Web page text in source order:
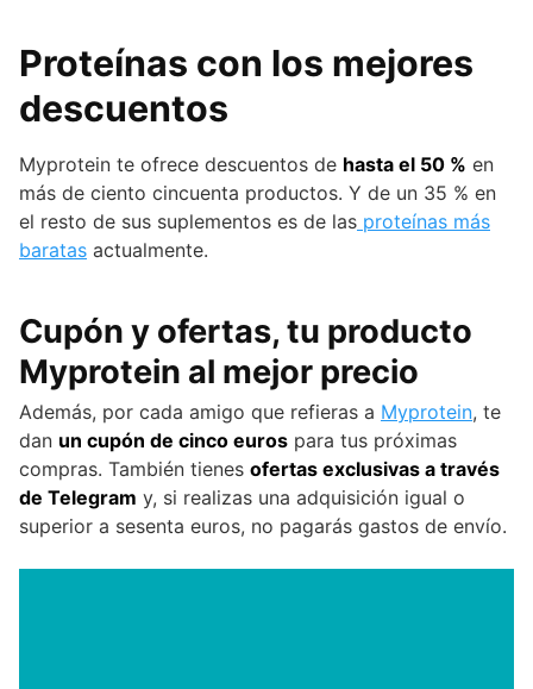
Proteínas con los mejores
descuentos
Myprotein te ofrece descuentos de hasta el 50 % en
más de ciento cincuenta productos. Y de un 35 % en
el resto de sus suplementos es de las proteínas más
baratas actualmente.
Cupón y ofertas, tu producto
Myprotein al mejor precio
Además, por cada amigo que refieras a Myprotein, te
dan un cupón de cinco euros para tus próximas
compras. También tienes ofertas exclusivas a través
de Telegram y, si realizas una adquisición igual o
superior a sesenta euros, no pagarás gastos de envío.